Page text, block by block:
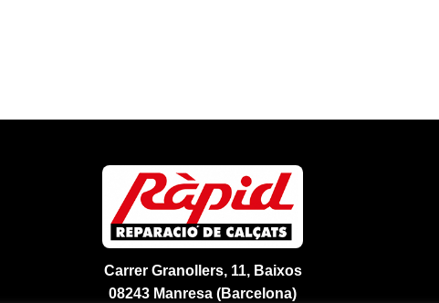
Carrer Granollers, 11, Baixos
08243 Manresa (Barcelona)